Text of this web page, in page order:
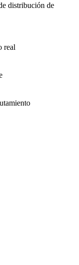
distribución de
real